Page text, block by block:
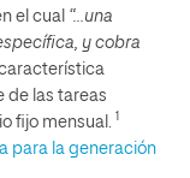
el cual “…una
y cobra
característica
de las tareas
fijo mensual.
1
para la generación